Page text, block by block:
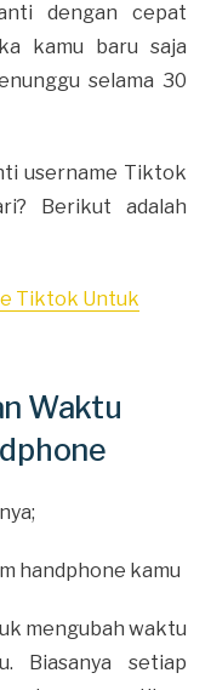
dengan cepat
kamu baru saja
selama 30
username Tiktok
Berikut adalah
Tiktok Untuk
Waktu
handphone kamu
mengubah waktu
Biasanya setiap